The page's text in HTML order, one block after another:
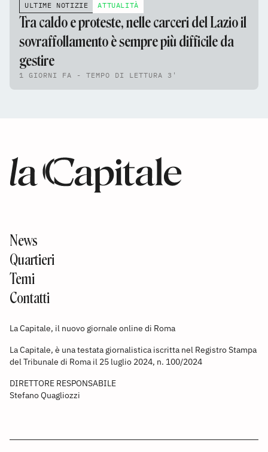
ULTIME NOTIZIE ATTUALITÀ
Tra caldo e proteste, nelle carceri del Lazio il
sovraffollamento è sempre più difficile da
gestire
1 GIORNI FA - TEMPO DI LETTURA 3'
News
Quartieri
Temi
Contatti
La Capitale, il nuovo giornale online di Roma
La Capitale, è una testata giornalistica iscritta nel Registro Stampa
del Tribunale di Roma il 25 luglio 2024, n. 100/2024
DIRETTORE RESPONSABILE
Stefano Quagliozzi